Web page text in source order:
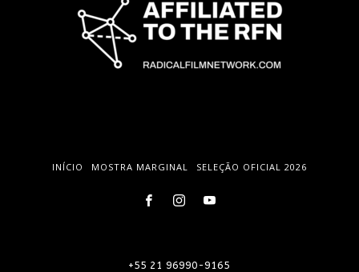
INÍCIO MOSTRA MARGINAL SELEÇÃO OFICIAL 2026
+55 21 96990-9165